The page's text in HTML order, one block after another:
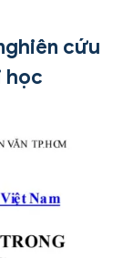
cứu
học